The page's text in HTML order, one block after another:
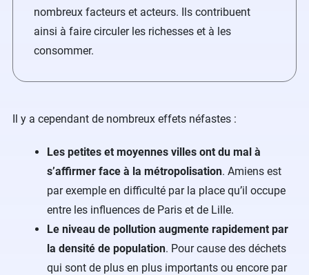
nombreux facteurs et acteurs. Ils contribuent
ainsi à faire circuler les richesses et à les
consommer.
Il y a cependant de nombreux effets néfastes :
Les petites et moyennes villes ont du mal à
s’affirmer face à la métropolisation. Amiens est
par exemple en difficulté par la place qu’il occupe
entre les influences de Paris et de Lille.
Le niveau de pollution augmente rapidement par
la densité de population. Pour cause des déchets
qui sont de plus en plus importants ou encore par